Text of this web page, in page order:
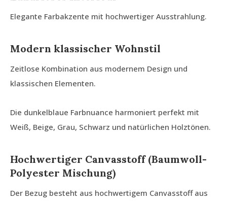
Elegante Farbakzente mit hochwertiger Ausstrahlung.
Modern klassischer Wohnstil
Zeitlose Kombination aus modernem Design und
klassischen Elementen.
Die dunkelblaue Farbnuance harmoniert perfekt mit
Weiß, Beige, Grau, Schwarz und natürlichen Holztönen.
Hochwertiger Canvasstoff (Baumwoll-
Polyester Mischung)
Der Bezug besteht aus hochwertigem Canvasstoff aus